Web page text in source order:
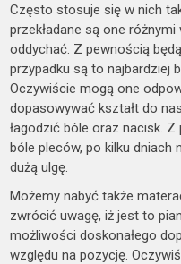
Często stosuje się w nich
przekładane są one
oddychać. Z pewnością
przypadku są to najbardziej
Oczywiście mogą one
dopasowywać kształt do
łagodzić bóle oraz nacisk.
bóle pleców, po kilku dniach
dużą ulgę.
Możemy nabyć także
zwrócić uwagę, iż jest to
możliwości doskonałego
względu na pozycję.